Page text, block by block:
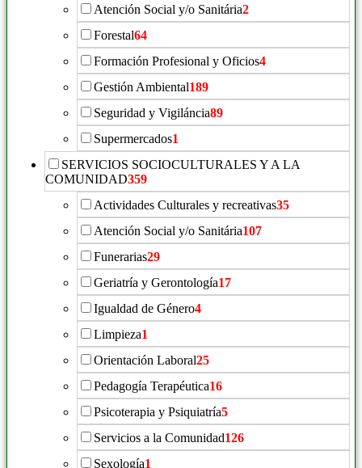
Atención Social y/o Sanitária2
Forestal64
Formación Profesional y Oficios4
Gestión Ambiental189
Seguridad y Vigiláncia89
Supermercados1
SERVICIOS SOCIOCULTURALES Y A LA
COMUNIDAD359
Actividades Culturales y recreativas35
Atención Social y/o Sanitária107
Funerarias29
Geriatría y Gerontología17
Igualdad de Género4
Limpieza1
Orientación Laboral25
Pedagogía Terapéutica16
Psicoterapia y Psiquiatría5
Servicios a la Comunidad126
Sexología1